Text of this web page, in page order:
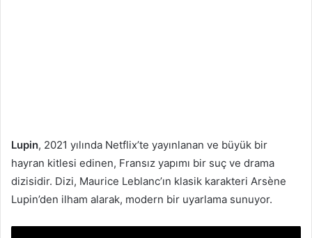
Lupin, 2021 yılında Netflix’te yayınlanan ve büyük bir
hayran kitlesi edinen, Fransız yapımı bir suç ve drama
dizisidir. Dizi, Maurice Leblanc’ın klasik karakteri Arsène
Lupin’den ilham alarak, modern bir uyarlama sunuyor.